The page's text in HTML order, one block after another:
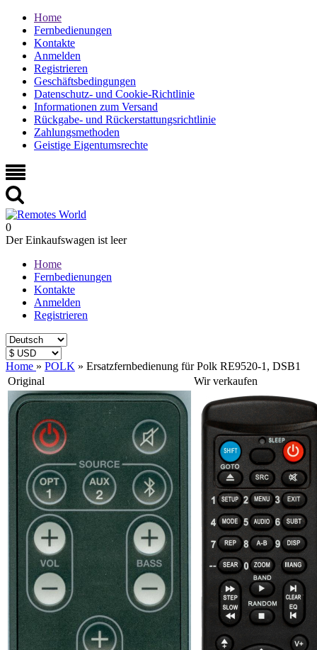
Home
Fernbedienungen
Kontakte
Anmelden
Registrieren
Geschäftsbedingungen
Datenschutz- und Cookie-Richtlinie
Informationen zum Versand
Rückgabe- und Rückerstattungsrichtlinie
Zahlungsmethoden
Geistige Eigentumsrechte
0
Der Einkaufswagen ist leer
Home
Fernbedienungen
Kontakte
Anmelden
Registrieren
Home » POLK » Ersatzfernbedienung für Polk RE9520-1, DSB1
Original
Wir verkaufen